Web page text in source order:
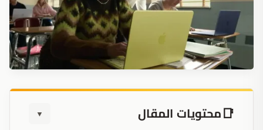
محتويات المقال ▼